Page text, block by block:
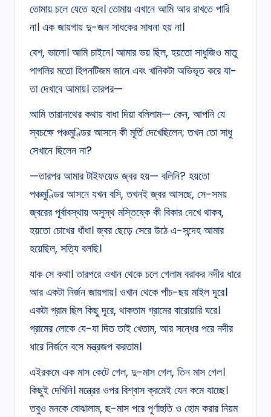
তোমায় চলে যেতে হবে। তোমায় এখানে আমি আর রাখতে পারি
না। এক জায়গায় দু-জন সাধকের সাধনা হয় না।
বেশ, ভালো। আমি চাইনে। আমার ভয় ছিল, হয়তো সাধুজিও মাতু
পাগলির মতো হিপনটিজম জানে এবং খানিকটা অভিভূত করে যা-
তা দেখাবে আমায়। তারপর—
আমি তারানাথের কথায় বাধা দিয়া বলিলাম— কেন, আপনি যে
স্বচক্ষে পঞ্চমুণ্ডির আসনে কী মূর্তি দেখেছিলেন; তখন তো সাধু
সেখানে ছিলেন না?
—তারপর আমার টাইফয়েড জ্বর হয়— বলিনি? হয়তো
পঞ্চমুণ্ডির আসনে যখন বসি, তখনই জ্বর আসছে, সে-সময়
জ্বরের পূর্বাবস্থায় অসুস্থ মস্তিষ্কে কী বিকার দেখে থাকব,
হয়তো চোখের ধাঁধা। জ্বর ছেড়ে সেরে উঠে এ-সন্দেহ আমার
হয়েছিল, সত্যি বলছি।
যাক সে কথা। তারপরে ওখান থেকে চলে গেলাম বরাকর নদীর ধারে
আর একটা নির্জন জায়গায়। ওখান থেকে পাঁচ-ছয় মাইল দূরে।
একটা গ্রাম ছিল কিছু দূরে, থাকতাম গ্রামের বারোয়ারি ঘরে।
গ্রামের লোকে যে-যা দিত তাই খেতাম, আর সন্ধের পরে নদীর
ধারে নির্জনে বসে মন্ত্রজপ করতাম।
এইরকমে এক মাস কেটে গেল, দু-মাস গেল, তিন মাস গেল।
কিছুই দেখিনি। মন্ত্রের ওপর বিশ্বাস ক্রমেই যেন কমে যাচ্ছে।
তবুও মনকে বোঝালাম, ছ-মাস পরে পূর্ণাহুতি ও হোম করার নিয়ম